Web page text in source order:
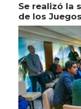
Se realizó la
de los Juegos